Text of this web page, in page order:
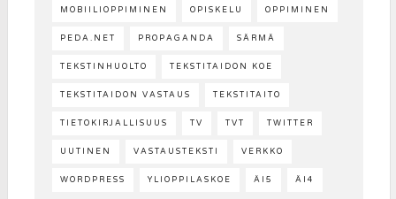
MOBIILIOPPIMINEN OPISKELU OPPIMINEN
PEDA.NET PROPAGANDA SÄRMÄ
TEKSTINHUOLTO TEKSTITAIDON KOE
TEKSTITAIDON VASTAUS TEKSTITAITO
TIETOKIRJALLISUUS TV TVT TWITTER
UUTINEN VASTAUSTEKSTI VERKKO
WORDPRESS YLIOPPILASKOE ÄI5 ÄI4